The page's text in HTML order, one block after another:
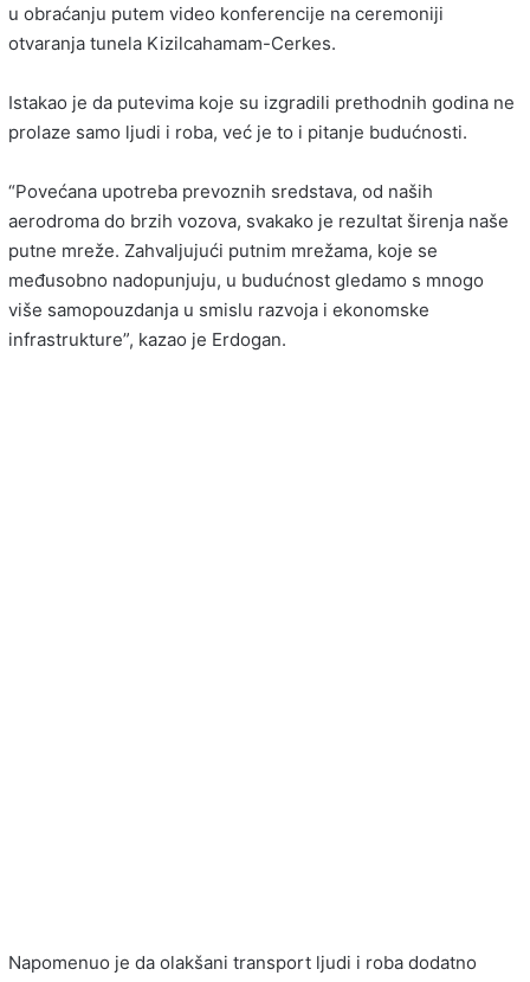
u obraćanju putem video konferencije na ceremoniji
otvaranja tunela Kizilcahamam-Cerkes.
Istakao je da putevima koje su izgradili prethodnih godina ne
prolaze samo ljudi i roba, već je to i pitanje budućnosti.
“Povećana upotreba prevoznih sredstava, od naših
aerodroma do brzih vozova, svakako je rezultat širenja naše
putne mreže. Zahvaljujući putnim mrežama, koje se
međusobno nadopunjuju, u budućnost gledamo s mnogo
više samopouzdanja u smislu razvoja i ekonomske
infrastrukture”, kazao je Erdogan.
Napomenuo je da olakšani transport ljudi i roba dodatno